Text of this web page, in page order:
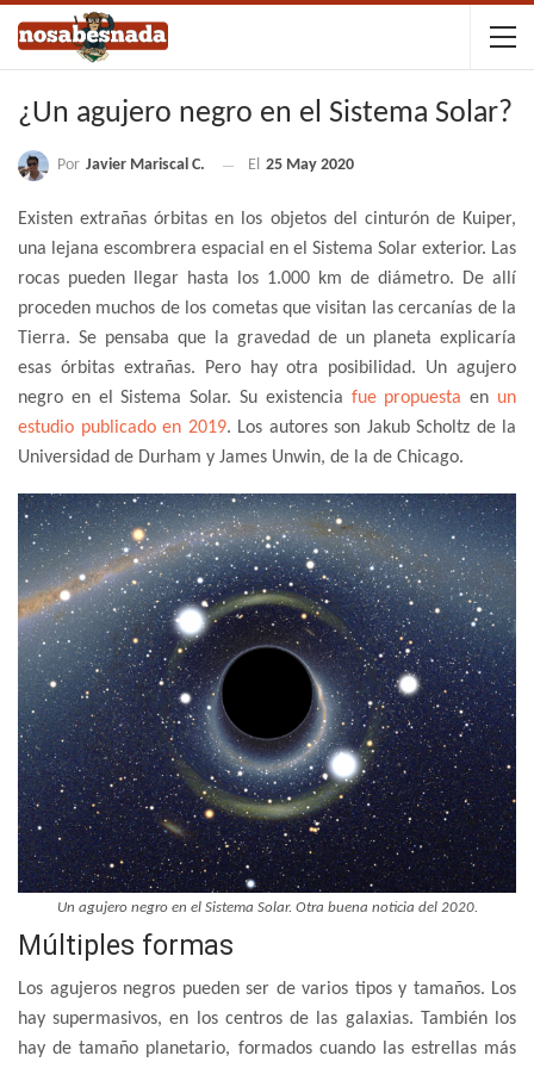
¿Un agujero negro en el Sistema Solar?
Por Javier Mariscal C. El 25 May 2020
Existen extrañas órbitas en los objetos del cinturón de Kuiper,
una lejana escombrera espacial en el Sistema Solar exterior. Las
rocas pueden llegar hasta los 1.000 km de diámetro. De allí
proceden muchos de los cometas que visitan las cercanías de la
Tierra. Se pensaba que la gravedad de un planeta explicaría
esas órbitas extrañas. Pero hay otra posibilidad. Un agujero
negro en el Sistema Solar. Su existencia fue propuesta en un
estudio publicado en 2019. Los autores son Jakub Scholtz de la
Universidad de Durham y James Unwin, de la de Chicago.
Un agujero negro en el Sistema Solar. Otra buena noticia del 2020.
Múltiples formas
Los agujeros negros pueden ser de varios tipos y tamaños. Los
hay supermasivos, en los centros de las galaxias. También los
hay de tamaño planetario, formados cuando las estrellas más